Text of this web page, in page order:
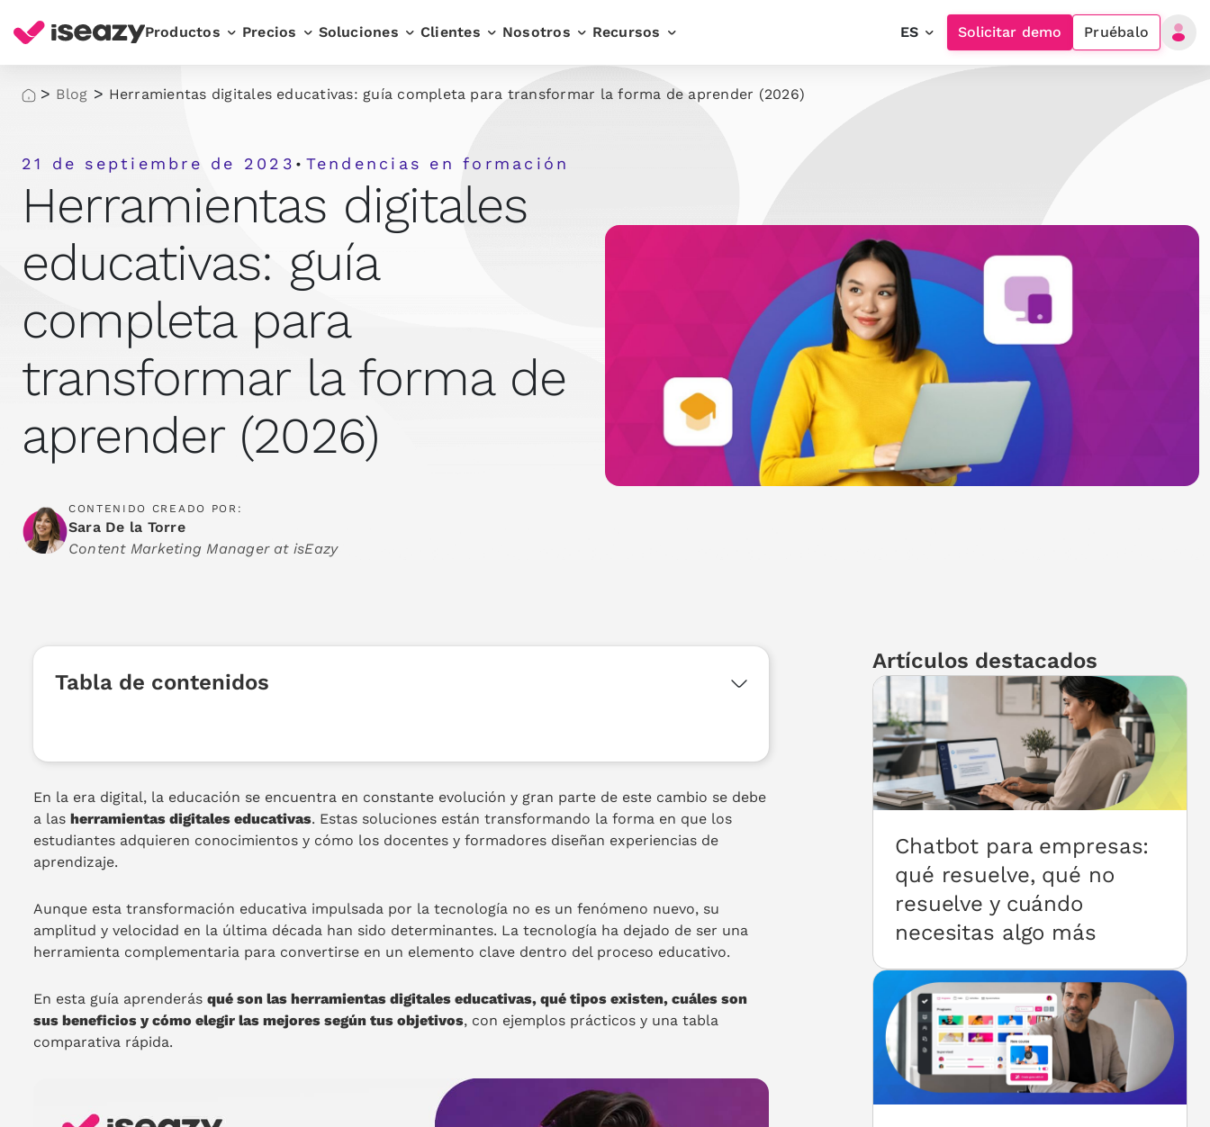
Productos Precios Soluciones Clientes Nosotros Recursos ES Solicitar demo Pruébalo
> Blog > Herramientas digitales educativas: guía completa para transformar la forma de aprender (2026)
21 de septiembre de 2023 • Tendencias en formación
Herramientas digitales
educativas: guía
completa para
transformar la forma de
aprender (2026)
CONTENIDO CREADO POR:
Sara De la Torre
Content Marketing Manager at isEazy
Tabla de contenidos
En la era digital, la educación se encuentra en constante evolución y gran parte de este cambio se debe
a las herramientas digitales educativas. Estas soluciones están transformando la forma en que los
estudiantes adquieren conocimientos y cómo los docentes y formadores diseñan experiencias de
aprendizaje.
Aunque esta transformación educativa impulsada por la tecnología no es un fenómeno nuevo, su
amplitud y velocidad en la última década han sido determinantes. La tecnología ha dejado de ser una
herramienta complementaria para convertirse en un elemento clave dentro del proceso educativo.
En esta guía aprenderás qué son las herramientas digitales educativas, qué tipos existen, cuáles son
sus beneficios y cómo elegir las mejores según tus objetivos, con ejemplos prácticos y una tabla
comparativa rápida.
Artículos destacados
Chatbot para empresas:
qué resuelve, qué no
resuelve y cuándo
necesitas algo más